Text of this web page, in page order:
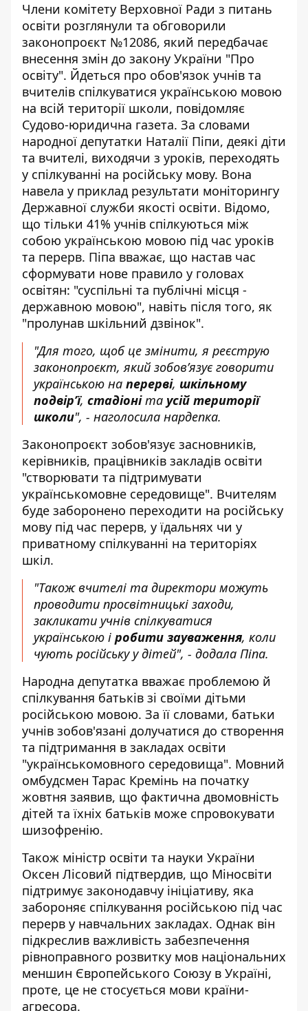
Члени комітету Верховної Ради з питань
освіти розглянули та обговорили
законопроєкт №12086, який передбачає
внесення змін до закону України "Про
освіту". Йдеться про обов'язок учнів та
вчителів спілкуватися українською мовою
на всій території школи, повідомляє
Судово-юридична газета. За словами
народної депутатки Наталії Піпи, деякі діти
та вчителі, виходячи з уроків, переходять
у спілкуванні на російську мову. Вона
навела у приклад результати моніторингу
Державної служби якості освіти. Відомо,
що тільки 41% учнів спілкуються між
собою українською мовою під час уроків
та перерв. Піпа вважає, що настав час
сформувати нове правило у головах
освітян: "суспільні та публічні місця -
державною мовою", навіть після того, як
"пролунав шкільний дзвінок".
"Для того, щоб це змінити, я реєструю
законопроєкт, який зобовʼязує говорити
українською на перерві, шкільному
подвірʼї, стадіоніта усій території
школи", - наголосила нардепка.
Законопроєкт зобов'язує засновників,
керівників, працівників закладів освіти
"створювати та підтримувати
українськомовне середовище". Вчителям
буде заборонено переходити на російську
мову під час перерв, у їдальнях чи у
приватному спілкуванні на територіях
шкіл.
"Також вчителі та директори можуть
проводити просвітницькі заходи,
закликати учнів спілкуватися
українською і робити зауваження, коли
чують російську у дітей", - додала Піпа.
Народна депутатка вважає проблемою й
спілкування батьків зі своїми дітьми
російською мовою. За її словами, батьки
учнів зобов'язані долучатися до створення
та підтримання в закладах освіти
"українськомовного середовища". Мовний
омбудсмен Тарас Кремінь на початку
жовтня заявив, що фактична двомовність
дітей та їхніх батьків може спровокувати
шизофренію.
Також міністр освіти та науки України
Оксен Лісовий підтвердив, що Міносвіти
підтримує законодавчу ініціативу, яка
забороняє спілкування російською під час
перерв у навчальних закладах. Однак він
підкреслив важливість забезпечення
рівноправного розвитку мов національних
меншин Європейського Союзу в Україні,
проте, це не стосується мови країни-
агресора.